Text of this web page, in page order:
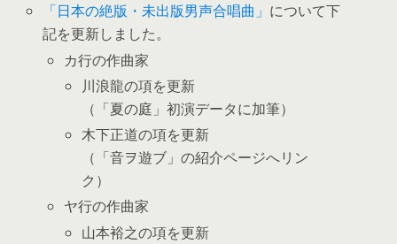
「日本の絶版・未出版男声合唱曲」 について下
記を更新しました。
カ行の作曲家
川浪龍の項を更新
（「夏の庭」初演データに加筆）
木下正道の項を更新
（「音ヲ遊ブ」の紹介ページへリン
ク）
ヤ行の作曲家
山本裕之の項を更新